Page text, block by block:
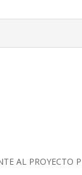
AL PROYECTO